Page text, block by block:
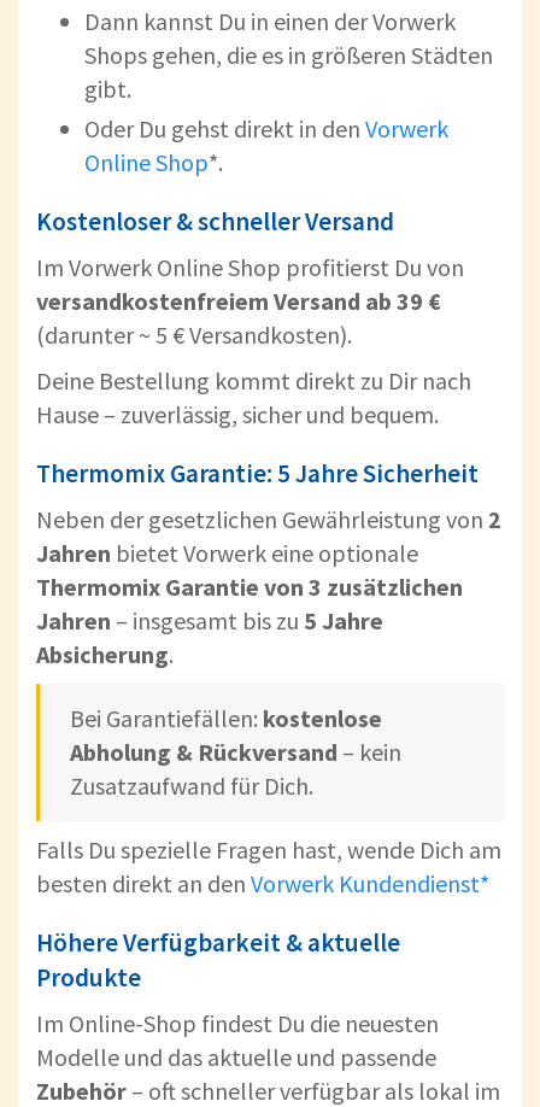
Dann kannst Du in einen der Vorwerk
Shops gehen, die es in größeren Städten
gibt.
Oder Du gehst direkt in den Vorwerk
Online Shop*.
Kostenloser & schneller Versand
Im Vorwerk Online Shop profitierst Du von
versandkostenfreiem Versand ab 39 €
(darunter ~ 5 € Versandkosten).
Deine Bestellung kommt direkt zu Dir nach
Hause – zuverlässig, sicher und bequem.
Thermomix Garantie: 5 Jahre Sicherheit
Neben der gesetzlichen Gewährleistung von 2
Jahren bietet Vorwerk eine optionale
Thermomix Garantie von 3 zusätzlichen
Jahren – insgesamt bis zu 5 Jahre
Absicherung.
Bei Garantiefällen: kostenlose
Abholung & Rückversand – kein
Zusatzaufwand für Dich.
Falls Du spezielle Fragen hast, wende Dich am
besten direkt an den Vorwerk Kundendienst*
Höhere Verfügbarkeit & aktuelle
Produkte
Im Online-Shop findest Du die neuesten
Modelle und das aktuelle und passende
Zubehör – oft schneller verfügbar als lokal im